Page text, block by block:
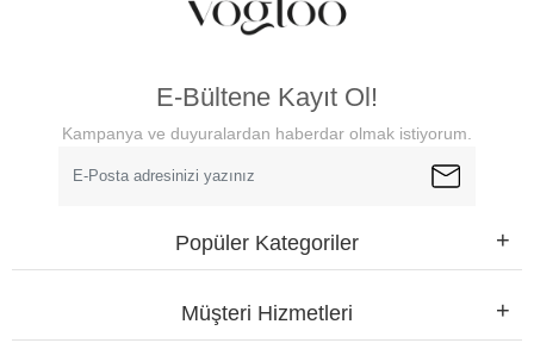
E-Bültene Kayıt Ol!
Kampanya ve duyuralardan haberdar olmak istiyorum.
Popüler Kategoriler
Müşteri Hizmetleri